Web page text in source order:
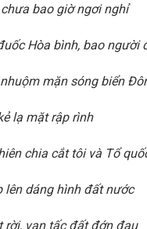
bao giờ ngơi nghỉ
Hòa bình, bao người
mặn sóng biển
lạ mặt rập rình
chia cắt tôi và Tổ
lên dáng hình đất nước
rời, vạn tấc đất đớn đau